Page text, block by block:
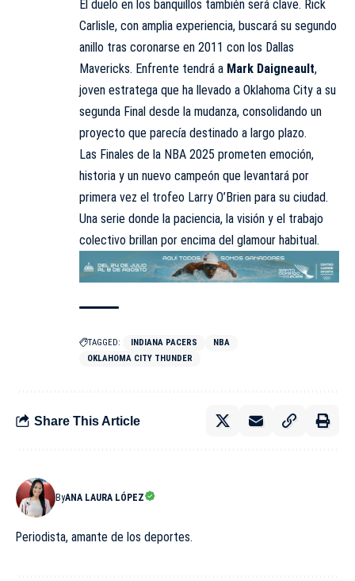
El duelo en los banquillos también será clave. Rick
Carlisle, con amplia experiencia, buscará su segundo
anillo tras coronarse en 2011 con los Dallas
Mavericks. Enfrente tendrá a Mark Daigneault,
joven estratega que ha llevado a Oklahoma City a su
segunda Final desde la mudanza, consolidando un
proyecto que parecía destinado a largo plazo.
Las Finales de la NBA 2025 prometen emoción,
historia y un nuevo campeón que levantará por
primera vez el trofeo Larry O’Brien para su ciudad.
Una serie donde la paciencia, la visión y el trabajo
colectivo brillan por encima del glamour habitual.
TAGGED: INDIANA PACERS
NBA
OKLAHOMA CITY THUNDER
Share This Article
ByANA LAURA LÓPEZ
Periodista, amante de los deportes.